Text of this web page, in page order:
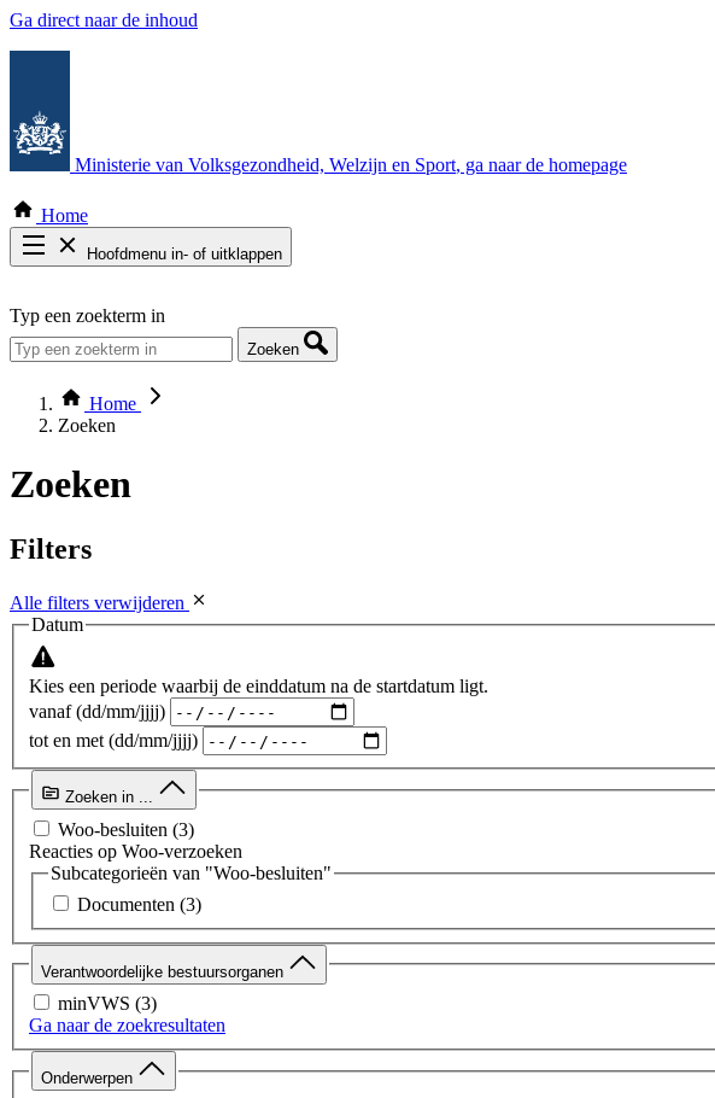
Ga direct naar de inhoud
Ministerie van Volksgezondheid, Welzijn en Sport, ga naar de homepage
Home
Hoofdmenu in- of uitklappen
Thema COVID-19
Bekijk per bestuursorgaan
Typ een zoekterm in
Zoeken
Home
Zoeken
Zoeken
Filters
Alle filters verwijderen
Datum
Kies een periode waarbij de einddatum na de startdatum ligt.
vanaf (dd/mm/jjjj)
tot en met (dd/mm/jjjj)
Zoeken in ...
Woo-besluiten (3)
Reacties op Woo-verzoeken
Subcategorieën van "Woo-besluiten"
Documenten (3)
Verantwoordelijke bestuursorganen
minVWS (3)
Ga naar de zoekresultaten
Onderwerpen